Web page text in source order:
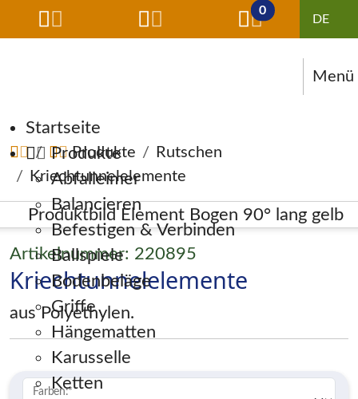
0
Menü
Navigation überspringen
Startseite
Produkte
Abfalleimer
Balancieren
Befestigen & Verbinden
Ballspiele
Bodenbeläge
Griffe
Hängematten
Karusselle
Ketten
Produkte
Rutschen
Kriechtunnelelemente
Artikelnummer: 220895
Kriechtunnelelemente
aus Polyethylen.
Farben:*